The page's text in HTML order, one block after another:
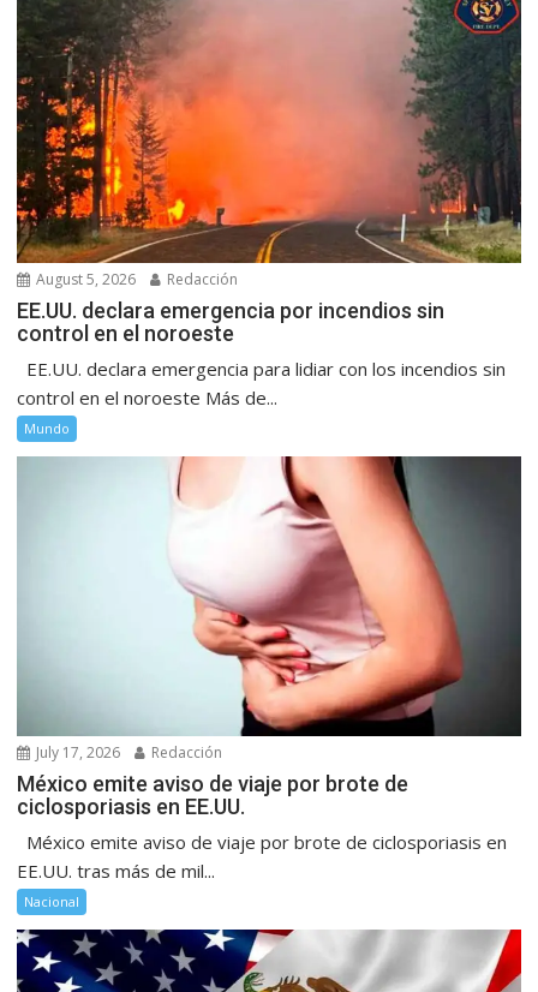
August 5, 2026 Redacción
EE.UU. declara emergencia por incendios sin
control en el noroeste
EE.UU. declara emergencia para lidiar con los incendios sin
control en el noroeste Más de...
Mundo
July 17, 2026 Redacción
México emite aviso de viaje por brote de
ciclosporiasis en EE.UU.
México emite aviso de viaje por brote de ciclosporiasis en
EE.UU. tras más de mil...
Nacional